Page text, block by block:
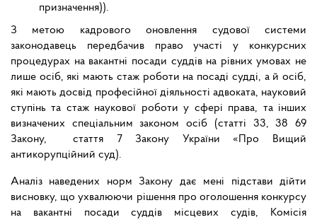
призначення)).
З метою кадрового оновлення судової системи
законодавець передбачив право участі у конкурсних
процедурах на вакантні посади суддів на рівних умовах не
лише осіб, які мають стаж роботи на посаді судді, а й осіб,
які мають досвід професійної діяльності адвоката, науковий
ступінь та стаж наукової роботи у сфері права, та інших
визначених спеціальним законом осіб (статті 33, 38 69
Закону, стаття 7 Закону України «Про Вищий
антикорупційний суд).
Аналіз наведених норм Закону дає мені підстави дійти
висновку, що ухвалюючи рішення про оголошення конкурсу
на вакантні посади суддів місцевих судів, Комісія